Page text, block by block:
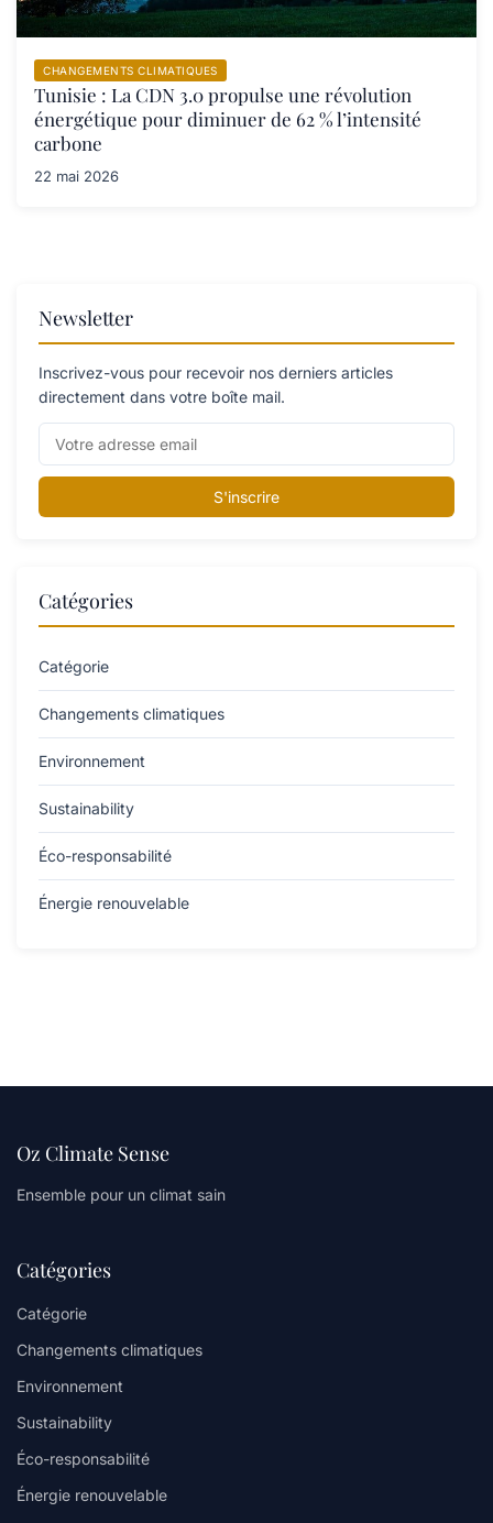
CHANGEMENTS CLIMATIQUES
Tunisie : La CDN 3.0 propulse une révolution
énergétique pour diminuer de 62 % l’intensité
carbone
22 mai 2026
Newsletter
Inscrivez-vous pour recevoir nos derniers articles
directement dans votre boîte mail.
S'inscrire
Catégories
Catégorie
Changements climatiques
Environnement
Sustainability
Éco-responsabilité
Énergie renouvelable
Oz Climate Sense
Ensemble pour un climat sain
Catégories
Catégorie
Changements climatiques
Environnement
Sustainability
Éco-responsabilité
Énergie renouvelable